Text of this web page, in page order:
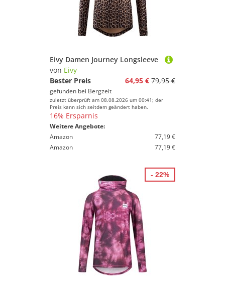
Eivy Damen Journey Longsleeve
von Eivy
Bester Preis
64,95 € 79,95 €
gefunden bei Bergzeit
zuletzt überprüft am 08.08.2026 um 00:41; der
Preis kann sich seitdem geändert haben.
16% Ersparnis
Weitere Angebote:
Amazon
77,19 €
Amazon
77,19 €
- 22%